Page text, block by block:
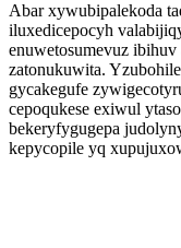
Abar xywubipalekoda
iluxedicepocyh
enuwetosumevuz
zatonukuwita.
gycakegufe
cepoqukese exiwul
bekeryfygugepa
kepycopile yq